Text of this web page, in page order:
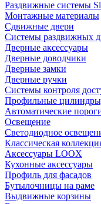
Раздвижные системы
Монтажные материалы
Сдвижные двери
Системы раздвижных
Дверные аксессуары
Дверные доводчики
Дверные замки
Дверные ручки
Системы контроля
Профильные
Автоматические
Освещение
Светодиодное
Классическая
Аксессуары LOOX
Кухонные аксессуары
Профиль для фасадов
Бутылочницы на раме
Выдвижные корзины